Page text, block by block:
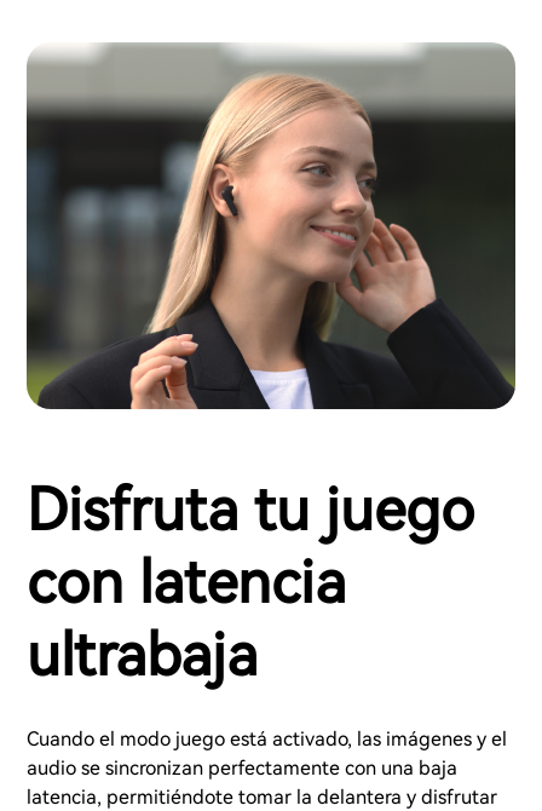
Disfruta tu juego
con latencia
ultrabaja
Cuando el modo juego está activado, las imágenes y el
audio se sincronizan perfectamente con una baja
latencia, permitiéndote tomar la delantera y disfrutar